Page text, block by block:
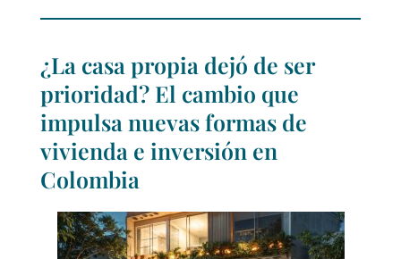
¿La casa propia dejó de ser
prioridad? El cambio que
impulsa nuevas formas de
vivienda e inversión en
Colombia